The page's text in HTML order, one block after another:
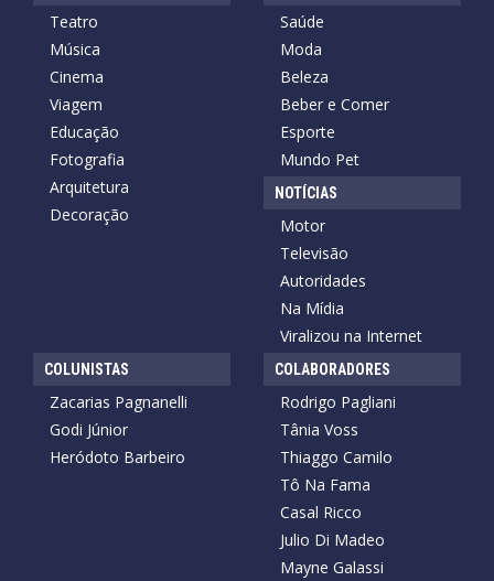
Teatro
Música
Cinema
Viagem
Educação
Fotografia
Arquitetura
Decoração
Saúde
Moda
Beleza
Beber e Comer
Esporte
Mundo Pet
NOTÍCIAS
Motor
Televisão
Autoridades
Na Mídia
Viralizou na Internet
COLUNISTAS
Zacarias Pagnanelli
Godi Júnior
Heródoto Barbeiro
COLABORADORES
Rodrigo Pagliani
Tânia Voss
Thiaggo Camilo
Tô Na Fama
Casal Ricco
Julio Di Madeo
Mayne Galassi